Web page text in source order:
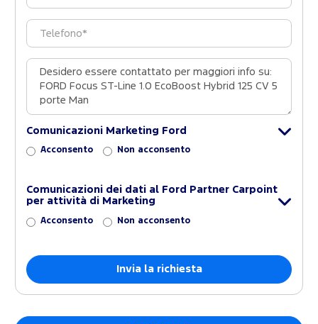
Comunicazioni Marketing Ford
Acconsento Non acconsento
Comunicazioni dei dati al Ford Partner Carpoint
per attività di Marketing
Acconsento Non acconsento